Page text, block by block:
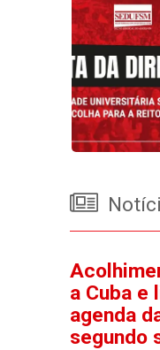
a Cuba e
agenda
segundo